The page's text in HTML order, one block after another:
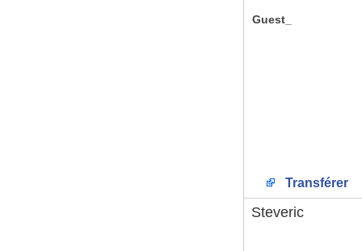
Guest_
Transférer
Steveric